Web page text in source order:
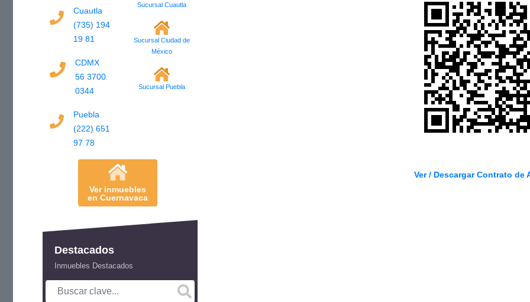
Cuautla
(735) 194
19 81
CDMX
56 3700
0344
Puebla
(222) 651
97 78
Sucursal Cuautla
Sucursal Ciudad de
México
Sucursal Puebla
Ver inmuebles
en Cuernavaca
Destacados
Inmuebles Destacados
Ver / Descargar Contrato de